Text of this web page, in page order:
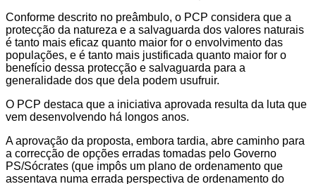
Conforme descrito no preâmbulo, o PCP considera que a
protecção da natureza e a salvaguarda dos valores naturais
é tanto mais eficaz quanto maior for o envolvimento das
populações, e é tanto mais justificada quanto maior for o
benefício dessa protecção e salvaguarda para a
generalidade dos que dela podem usufruir.
O PCP destaca que a iniciativa aprovada resulta da luta que
vem desenvolvendo há longos anos.
A aprovação da proposta, embora tardia, abre caminho para
a correcção de opções erradas tomadas pelo Governo
PS/Sócrates (que impôs um plano de ordenamento que
assentava numa errada perspectiva de ordenamento do